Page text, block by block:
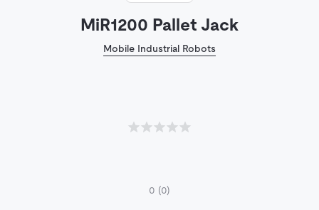
MiR1200 Pallet Jack
Mobile Industrial Robots
0 (0)